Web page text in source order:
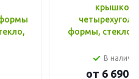
крышкой,
формы, стекло,
В
от 6 690 ₸